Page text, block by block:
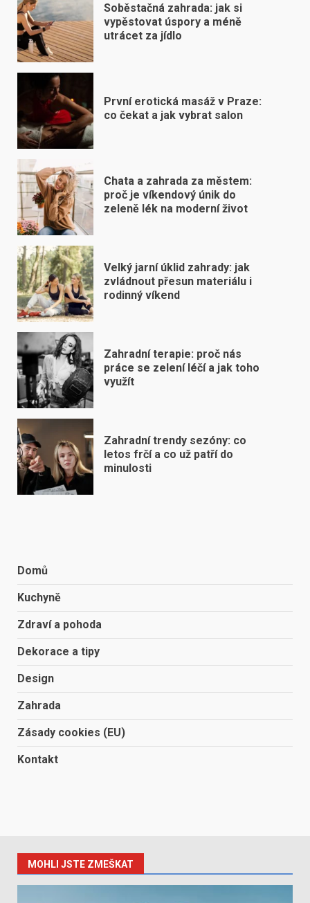
Soběstačná zahrada: jak si
vypěstovat úspory a méně
utrácet za jídlo
První erotická masáž v Praze:
co čekat a jak vybrat salon
Chata a zahrada za městem:
proč je víkendový únik do
zeleně lék na moderní život
Velký jarní úklid zahrady: jak
zvládnout přesun materiálu i
rodinný víkend
Zahradní terapie: proč nás
práce se zelení léčí a jak toho
využít
Zahradní trendy sezóny: co
letos frčí a co už patří do
minulosti
Domů
Kuchyně
Zdraví a pohoda
Dekorace a tipy
Design
Zahrada
Zásady cookies (EU)
Kontakt
MOHLI JSTE ZMEŠKAT